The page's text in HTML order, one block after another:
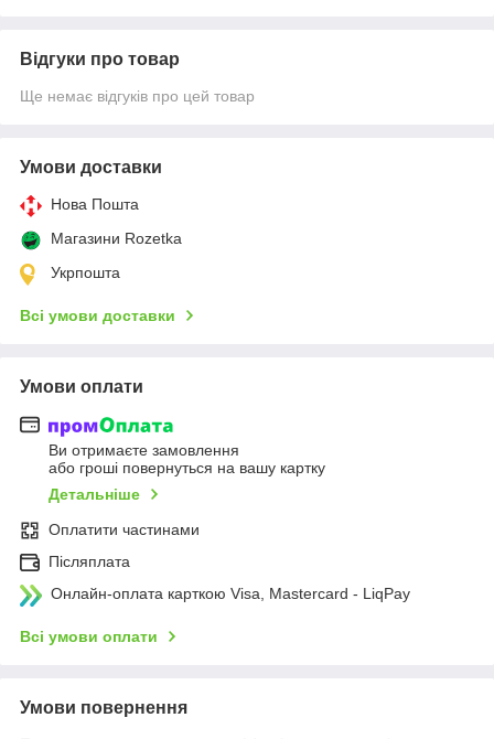
Відгуки про товар
Ще немає відгуків про цей товар
Умови доставки
Нова Пошта
Магазини Rozetka
Укрпошта
Всі умови доставки
Умови оплати
Ви отримаєте замовлення
або гроші повернуться на вашу картку
Детальніше
Оплатити частинами
Післяплата
Онлайн-оплата карткою Visa, Mastercard - LiqPay
Всі умови оплати
Умови повернення